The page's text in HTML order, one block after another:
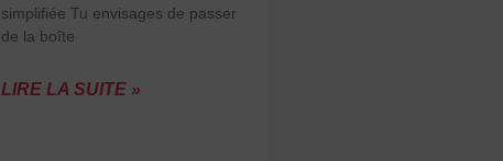
simplifiée Tu envisages de passer
de la boîte
LIRE LA SUITE »